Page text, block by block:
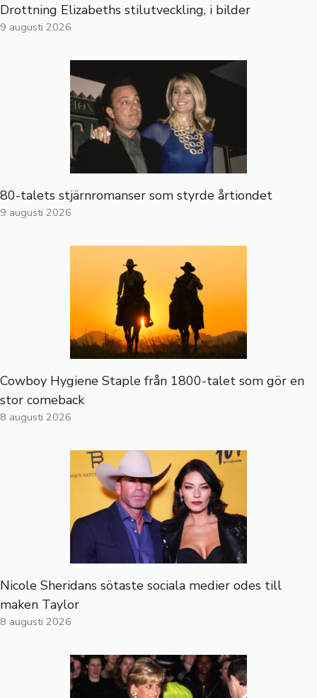
Drottning Elizabeths stilutveckling, i bilder
9 augusti 2026
80-talets stjärnromanser som styrde årtiondet
9 augusti 2026
Cowboy Hygiene Staple från 1800-talet som gör en
stor comeback
8 augusti 2026
Nicole Sheridans sötaste sociala medier odes till
maken Taylor
8 augusti 2026